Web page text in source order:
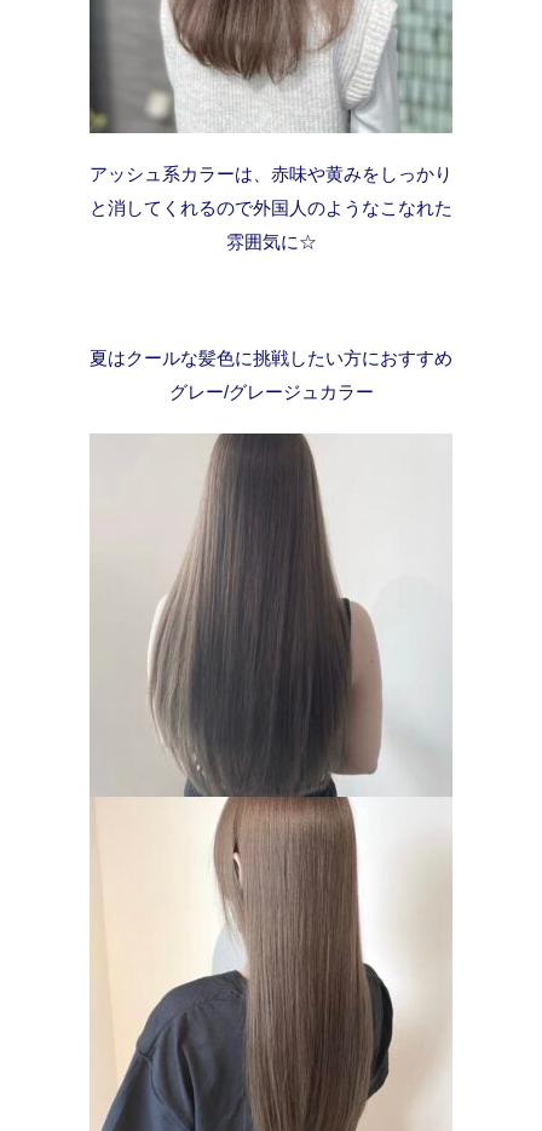
アッシュ系カラーは、赤味や黄みをしっかり
と消してくれるので外国人のようなこなれた
雰囲気に☆
夏はクールな髪色に挑戦したい方におすすめ
グレー/グレージュカラー